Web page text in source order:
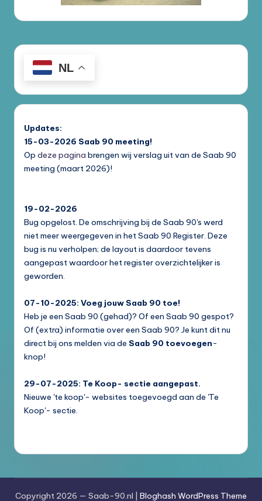
NL
Updates:
15-03-2026 Saab 90 meeting!
Op deze pagina brengen wij verslag uit van de Saab 90
meeting (maart 2026)!
19-02-2026
Bug opgelost. De omschrijving bij de Saab 90's werd
niet meer weergegeven in het Saab 90 Register. Deze
bug is nu verholpen; de layout is daardoor tevens
aangepast waardoor het register overzichtelijker is
geworden.
07-10-2025: Voeg jouw Saab 90 toe!
Heb je een Saab 90 (gehad)? Of een Saab 90 gespot?
Of (extra) informatie over een Saab 90? Je kunt dit nu
direct bij ons melden via de Saab 90 toevoegen-
knop!
29-07-2025: Te Koop- sectie aangepast.
Nieuwe 'te koop'- websites toegevoegd aan de 'Te
Koop'- sectie.
Copyright 2026 — Saab-90.nl | Bloghash WordPress Theme